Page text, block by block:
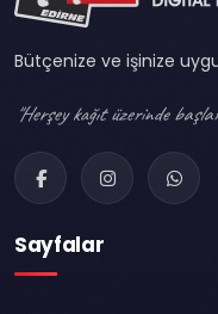
Bütçenize ve işinize
"Herşey kağıt üzerinde
Sayfalar